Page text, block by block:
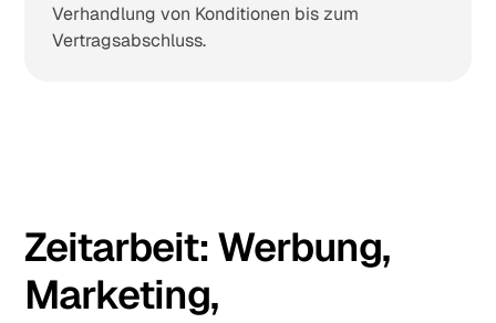
Verhandlung von Konditionen bis zum
Vertragsabschluss.
Zeitarbeit:Werbung,
Marketing,